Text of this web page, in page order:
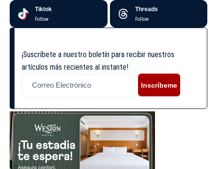
Tiktok
Follow
Threads
Follow
¡Suscríbete a nuestro boletín para recibir nuestros
artículos más recientes al instante!
Inscríbeme